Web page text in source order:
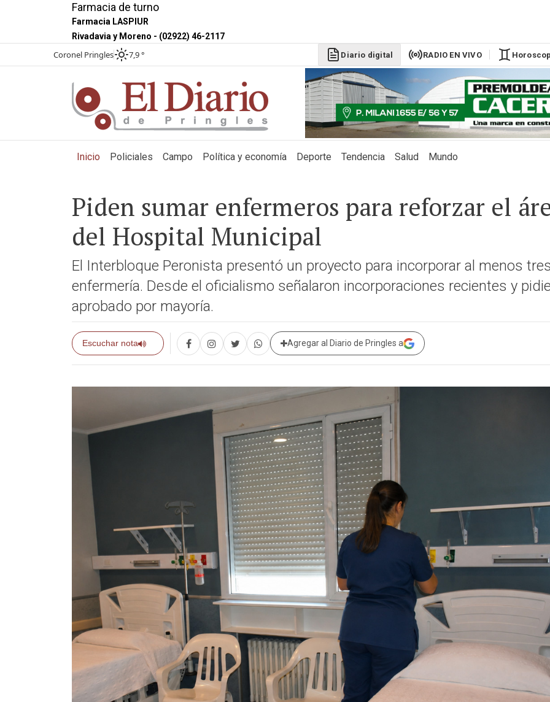
Farmacia de turno
Farmacia LASPIUR
Rivadavia y Moreno - (02922) 46-2117
Coronel Pringles 7,9 ° Diario digital RADIO EN VIVO
Inicio (current)
Policiales Campo Política y economía Deporte Tendencia Salud Mundo
Piden sumar enfermeros para reforzar el
del Hospital Municipal
El Interbloque Peronista presentó un proyecto para incorporar al menos
enfermería. Desde el oficialismo señalaron incorporaciones recientes y
aprobado por mayoría.
Escuchar nota Agregar al Diario de Pringles a